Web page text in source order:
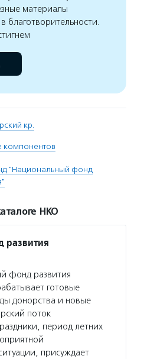
материалы
благотворительности.
кр.
компонентов
"Национальный фонд
НКО
развития
фонд развития
готовые
донорства и новые
поток
период летних
присуждает